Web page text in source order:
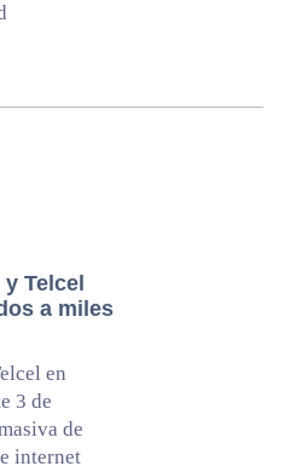
Telcel
a miles
en
3 de
de
internet